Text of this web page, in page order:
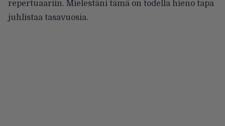
repertuaariin. Mielestäni tämä on todella hieno tapa
juhlistaa tasavuosia.